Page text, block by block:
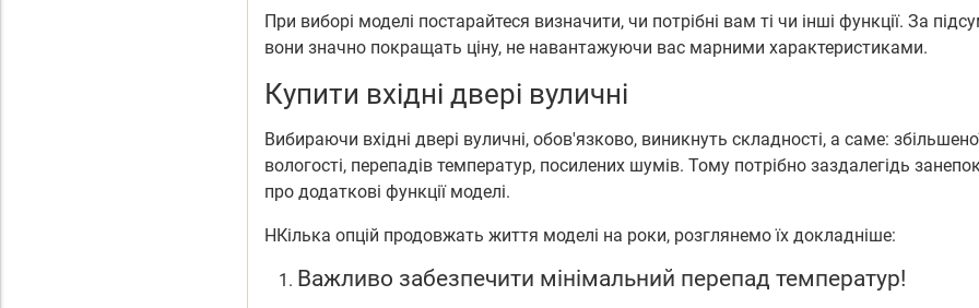
При виборі моделі постарайтеся визначити, чи потрібні вам ті чи інші функції. За
вони значно покращать ціну, не навантажуючи вас марними характеристиками.
Купити вхідні двері вуличні
Вибираючи вхідні двері вуличні, обов'язково, виникнуть складності, а саме:
вологості, перепадів температур, посилених шумів. Тому потрібно заздалегідь
про додаткові функції моделі.
НКілька опцій продовжать життя моделі на роки, розглянемо їх докладніше:
Важливо забезпечити мінімальний перепад температур!